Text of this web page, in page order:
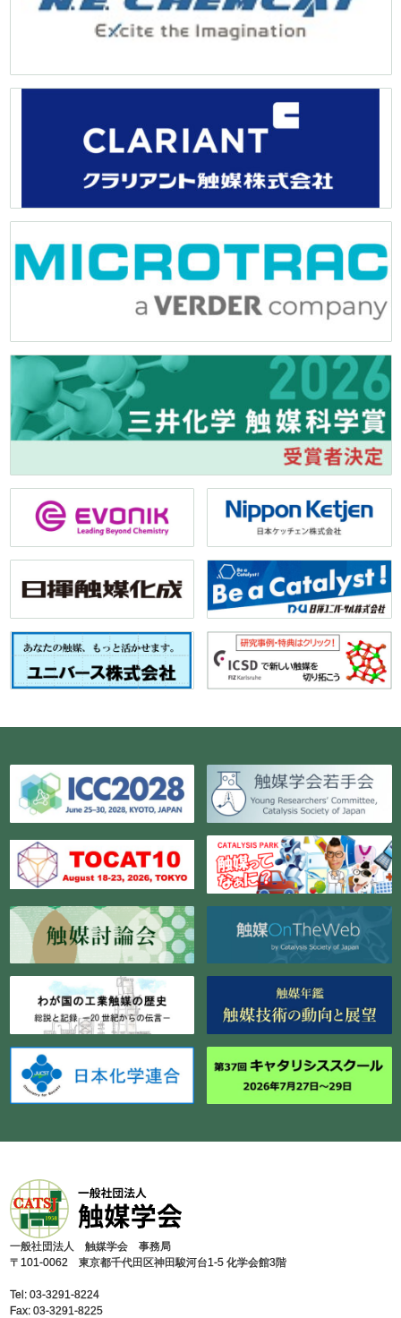
⼀般社団法⼈ 触媒学会 事務局
〒101-0062 東京都千代⽥区神⽥駿河台1-5 化学会館3階
Tel: 03-3291-8224
Fax: 03-3291-8225